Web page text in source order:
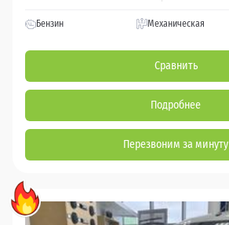
Бензин Механическая
Сравнить
Подробнее
Перезвоним за минуту